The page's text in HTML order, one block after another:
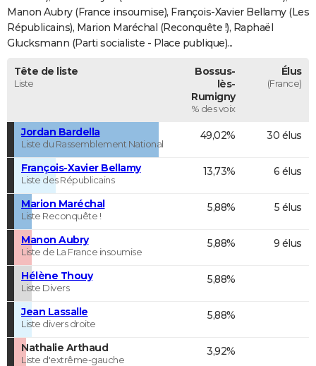
Bricolage
Lifestyle
Culture
Sport
Auto
Television
Voyage
Cinema
Manon Aubry (France insoumise), François-Xavier Bellamy (Les
Républicains), Marion Maréchal (Reconquête !), Raphaël
Glucksmann (Parti socialiste - Place publique)...
Tête de liste
Liste
Bossus-
lès-
Rumigny
% des voix
Élus
(France)
Jordan Bardella
Liste du Rassemblement National
49,02% 30 élus
François-Xavier Bellamy
Liste des Républicains
13,73% 6 élus
Marion Maréchal
Liste Reconquête !
5,88% 5 élus
Manon Aubry
Liste de La France insoumise
5,88% 9 élus
Hélène Thouy
Liste Divers
5,88%
Jean Lassalle
Liste divers droite
5,88%
Nathalie Arthaud
Liste d'extrême-gauche
3,92%